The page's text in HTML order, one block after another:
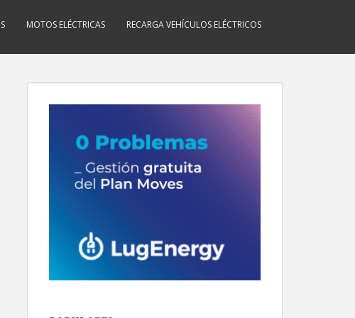
MOTOS ELÉCTRICAS RECARGA VEHÍCULOS ELÉCTRICOS